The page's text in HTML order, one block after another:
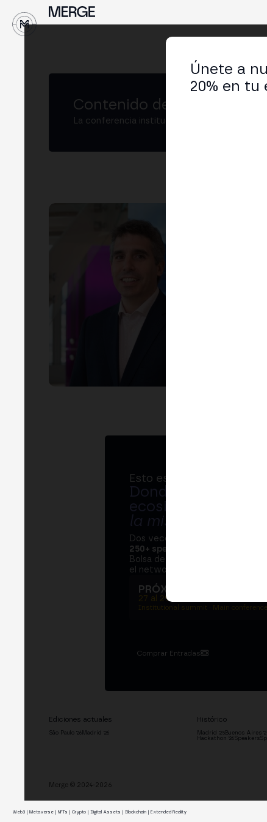
Contenido de MERGE
La conferencia institucional de cripto y
Esto es MERGE
Donde bancos,
ecosistema cripto
la misma mesa
Dos veces al año, MERGE reúne
250+ speakers
Bolsa de Madrid, dos jornadas
el networking que mueve al
PRÓXIMA EDICIÓN →
27 al 29 de octubre de 2026
Institutional summit · Main
Comprar Entradas
Ediciones actuales
São Paulo '26 Madrid '26
Histórico
Madrid '25Buenos Aires
Hackathon '26 Speakers
Únete a
20% en tu
Merge © 2024-2026
Web3 | Metaverse | NFTs | Crypto | Digital Assets | Blockchain | Extended Reality